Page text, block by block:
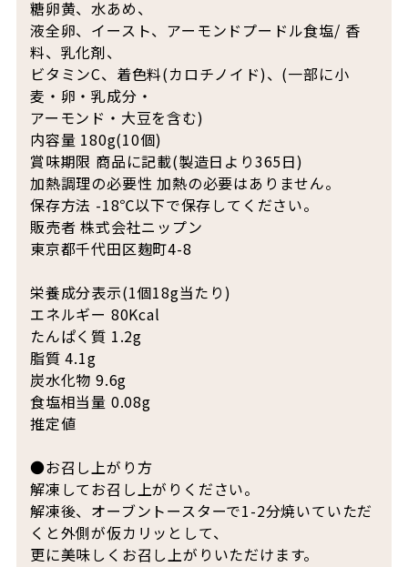
糖卵黄、水あめ、
液全卵、イースト、アーモンドプードル食塩/ 香
料、乳化剤、
ビタミンC、着色料(カロチノイド)、(一部に小
麦・卵・乳成分・
アーモンド・大豆を含む)
内容量 180g(10個)
賞味期限 商品に記載(製造日より365日)
加熱調理の必要性 加熱の必要はありません。
保存方法 -18℃以下で保存してください。
販売者 株式会社ニップン
東京都千代田区麹町4-8
栄養成分表示(1個18g当たり)
エネルギー 80Kcal
たんぱく質 1.2g
脂質 4.1g
炭水化物 9.6g
食塩相当量 0.08g
推定値
●お召し上がり方
解凍してお召し上がりください。
解凍後、オーブントースターで1-2分焼いていただ
くと外側が仮カリッとして、
更に美味しくお召し上がりいただけます。